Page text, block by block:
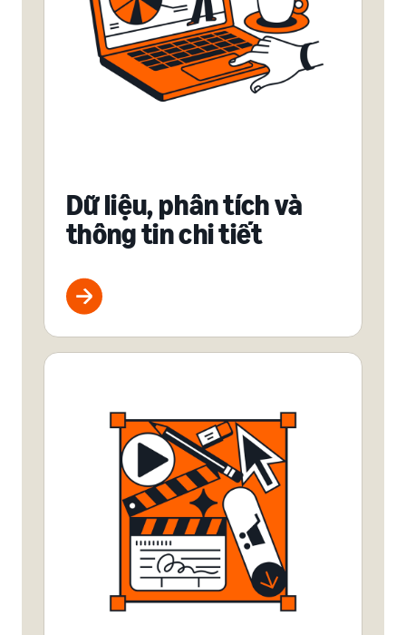
Dữ liệu, phân tích và
thông tin chi tiết